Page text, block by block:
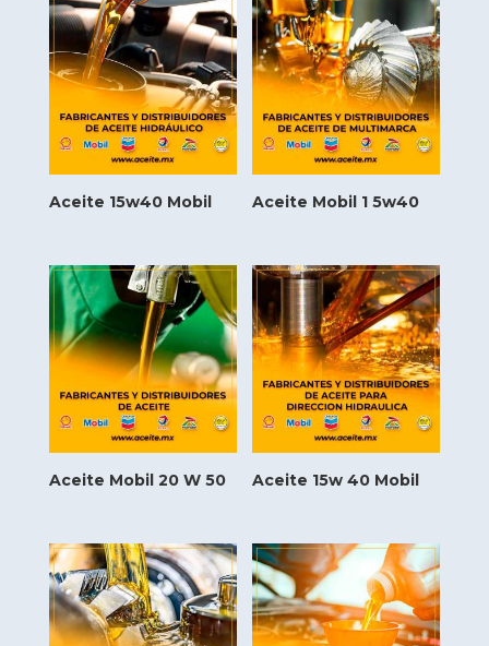
Aceite 15w40 Mobil Aceite Mobil 1 5w40
Aceite Mobil 20 W 50 Aceite 15w 40 Mobil